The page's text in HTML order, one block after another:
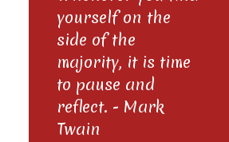
toeristenoord op de
Filippijnen, voor een
gepland verblijf van
twee weken tijdens
dewelke ik ga...
yourself on the
side of the
majority, it is time
to pause and
reflect. - Mark
Twain